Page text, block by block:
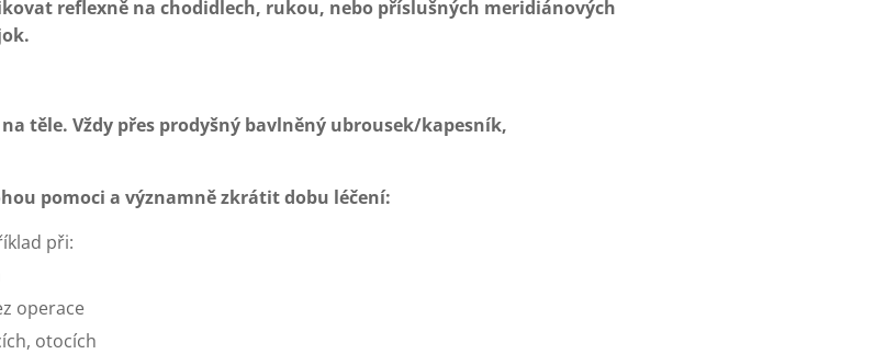
reflexně na chodidlech, rukou, nebo příslušných meridiánových
těle. Vždy přes prodyšný bavlněný ubrousek/kapesník,
pomoci a významně zkrátit dobu léčení:
při:
operace
otocích